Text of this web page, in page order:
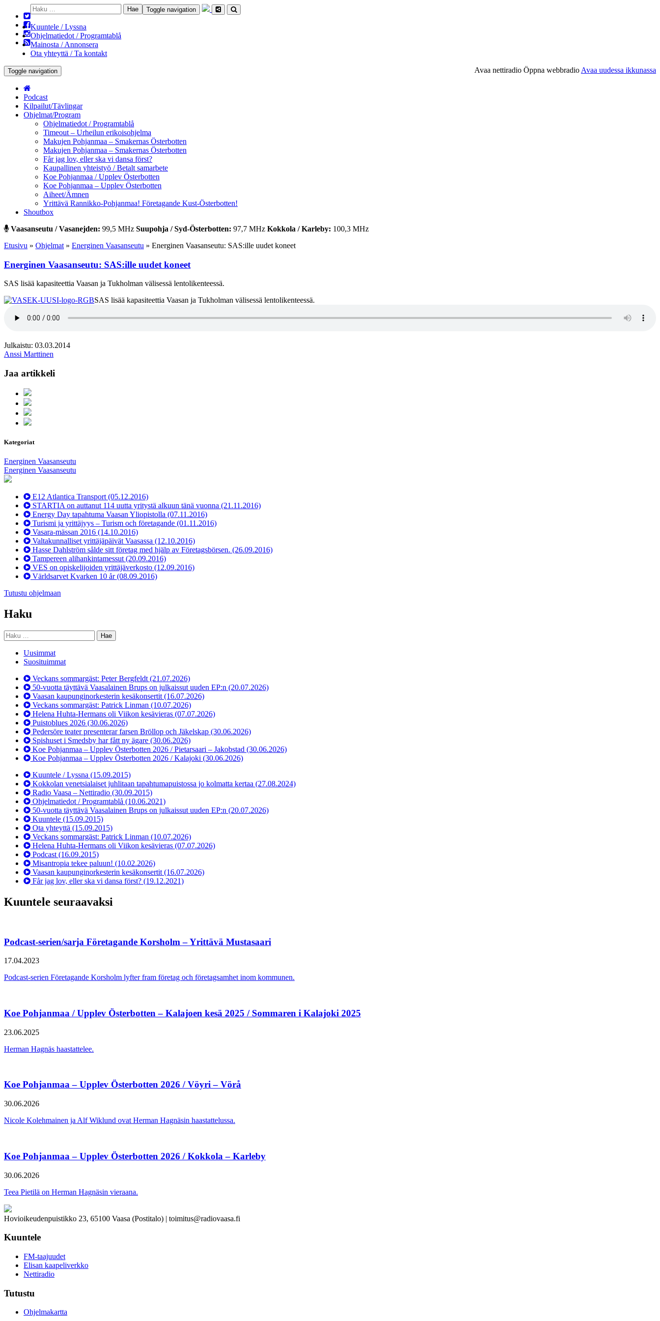
Toggle navigation
Haku:
Kuuntele / Lyssna
Ohjelmatiedot / Programtablå
Mainosta / Annonsera
Ota yhteyttä / Ta kontakt
Toggle navigation Avaa nettiradio Öppna webbradio Avaa uudessa ikkunassa
Podcast
Kilpailut/Tävlingar
Ohjelmat/Program
Ohjelmatiedot / Programtablå
Timeout – Urheilun erikoisohjelma
Makujen Pohjanmaa – Smakernas Österbotten
Makujen Pohjanmaa – Smakernas Österbotten
Får jag lov, eller ska vi dansa först?
Kaupallinen yhteistyö / Betalt samarbete
Koe Pohjanmaa / Upplev Österbotten
Koe Pohjanmaa – Upplev Österbotten
Aiheet/Ämnen
Yrittävä Rannikko-Pohjanmaa! Företagande Kust-Österbotten!
Shoutbox
Vaasanseutu / Vasanejden: 99,5 MHz Suupohja / Syd-Österbotten: 97,7 MHz Kokkola / Karleby: 100,3 MHz
Etusivu » Ohjelmat » Energinen Vaasanseutu » Energinen Vaasanseutu: SAS:ille uudet koneet
Energinen Vaasanseutu: SAS:ille uudet koneet
SAS lisää kapasiteettia Vaasan ja Tukholman välisessä lentolikenteessä.
SAS lisää kapasiteettia Vaasan ja Tukholman välisessä lentolikenteessä.
Julkaistu: 03.03.2014
Anssi Marttinen
Jaa artikkeli
Kategoriat
Energinen Vaasanseutu
Energinen Vaasanseutu
E12 Atlantica Transport (05.12.2016)
STARTIA on auttanut 114 uutta yritystä alkuun tänä vuonna (21.11.2016)
Energy Day tapahtuma Vaasan Yliopistolla (07.11.2016)
Turismi ja yrittäjyys – Turism och företagande (01.11.2016)
Vasara-mässan 2016 (14.10.2016)
Valtakunnalliset yrittäjäpäivät Vaasassa (12.10.2016)
Hasse Dahlström sålde sitt företag med hjälp av Företagsbörsen. (26.09.2016)
Tampereen alihankintamessut (20.09.2016)
VES on opiskelijoiden yrittäjäverkosto (12.09.2016)
Världsarvet Kvarken 10 år(08.09.2016)
Tutustu ohjelmaan
Haku
Haku:
Uusimmat
Suosituimmat
Veckans sommargäst: Peter Bergfeldt (21.07.2026)
50-vuotta täyttävä Vaasalainen Brups on julkaissut uuden EP:n (20.07.2026)
Vaasan kaupunginorkesterin kesäkonsertit (16.07.2026)
Veckans sommargäst: Patrick Linman (10.07.2026)
Helena Huhta-Hermans oli Viikon kesävieras (07.07.2026)
Puistoblues 2026 (30.06.2026)
Pedersöre teater presenterar farsen Bröllop och Jäkelskap (30.06.2026)
Spishuset i Smedsby har fått ny ägare (30.06.2026)
Koe Pohjanmaa – Upplev Österbotten 2026 / Pietarsaari – Jakobstad (30.06.2026)
Koe Pohjanmaa – Upplev Österbotten 2026 / Kalajoki (30.06.2026)
Kuuntele / Lyssna (15.09.2015)
Kokkolan venetsialaiset juhlitaan tapahtumapuistossa jo kolmatta kertaa (27.08.2024)
Radio Vaasa – Nettiradio (30.09.2015)
Ohjelmatiedot / Programtablå (10.06.2021)
50-vuotta täyttävä Vaasalainen Brups on julkaissut uuden EP:n (20.07.2026)
Kuuntele (15.09.2015)
Ota yhteyttä (15.09.2015)
Veckans sommargäst: Patrick Linman (10.07.2026)
Helena Huhta-Hermans oli Viikon kesävieras (07.07.2026)
Podcast (16.09.2015)
Misantropia tekee paluun! (10.02.2026)
Vaasan kaupunginorkesterin kesäkonsertit (16.07.2026)
Får jag lov, eller ska vi dansa först? (19.12.2021)
Kuuntele seuraavaksi
Podcast-serien/sarja Företagande Korsholm – Yrittävä Mustasaari
17.04.2023
Podcast-serien Företagande Korsholm lyfter fram företag och företagsamhet inom kommunen.
Koe Pohjanmaa / Upplev Österbotten – Kalajoen kesä 2025 / Sommaren i Kalajoki 2025
23.06.2025
Herman Hagnäs haastattelee.
Koe Pohjanmaa – Upplev Österbotten 2026 / Vöyri – Vörå
30.06.2026
Nicole Kolehmainen ja Alf Wiklund ovat Herman Hagnäsin haastattelussa.
Koe Pohjanmaa – Upplev Österbotten 2026 / Kokkola – Karleby
30.06.2026
Teea Pietilä on Herman Hagnäsin vieraana.
Hovioikeudenpuistikko 23, 65100 Vaasa (Postitalo) | toimitus@radiovaasa.fi
Kuuntele
FM-taajuudet
Elisan kaapeliverkko
Nettiradio
Tutustu
Ohjelmakartta